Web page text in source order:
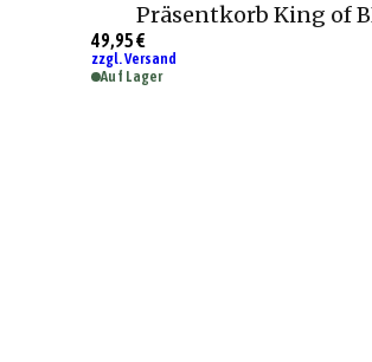
Präsentkorb King of
49,95 €
zzgl. Versand
Auf Lager